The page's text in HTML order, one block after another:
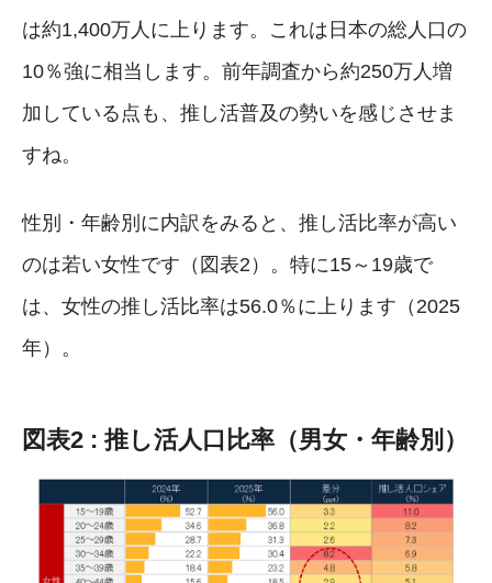
は約1,400万人に上ります。これは日本の総人口の
10％強に相当します。前年調査から約250万人増
加している点も、推し活普及の勢いを感じさせま
すね。
性別・年齢別に内訳をみると、推し活比率が高い
のは若い女性です（図表2）。特に15～19歳で
は、女性の推し活比率は56.0％に上ります（2025
年）。
図表2 : 推し活人口比率（男女・年齢別）